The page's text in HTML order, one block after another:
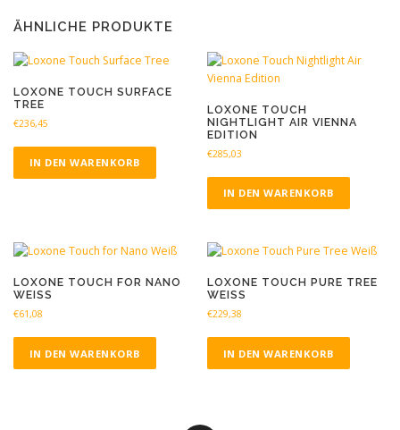
ÄHNLICHE PRODUKTE
LOXONE TOUCH SURFACE
TREE
€236,45
IN DEN WARENKORB
LOXONE TOUCH
NIGHTLIGHT AIR VIENNA
EDITION
€285,03
IN DEN WARENKORB
LOXONE TOUCH FOR NANO
WEISS
€61,08
IN DEN WARENKORB
LOXONE TOUCH PURE TREE
WEISS
€229,38
IN DEN WARENKORB